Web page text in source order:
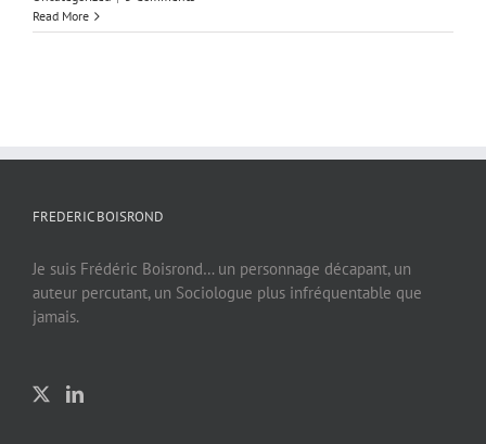
Read More
FREDERIC BOISROND
Je suis Frédéric Boisrond… un personnage décapant, un
auteur percutant, un Sociologue plus infréquentable que
jamais.